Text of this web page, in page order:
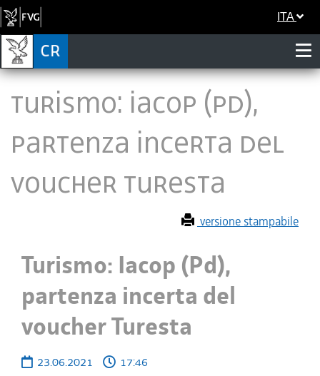
ITA
Turismo: Iacop (Pd),
partenza incerta del
voucher Turesta
versione stampabile
Turismo: Iacop (Pd),
partenza incerta del
voucher Turesta
23.06.2021
17:46